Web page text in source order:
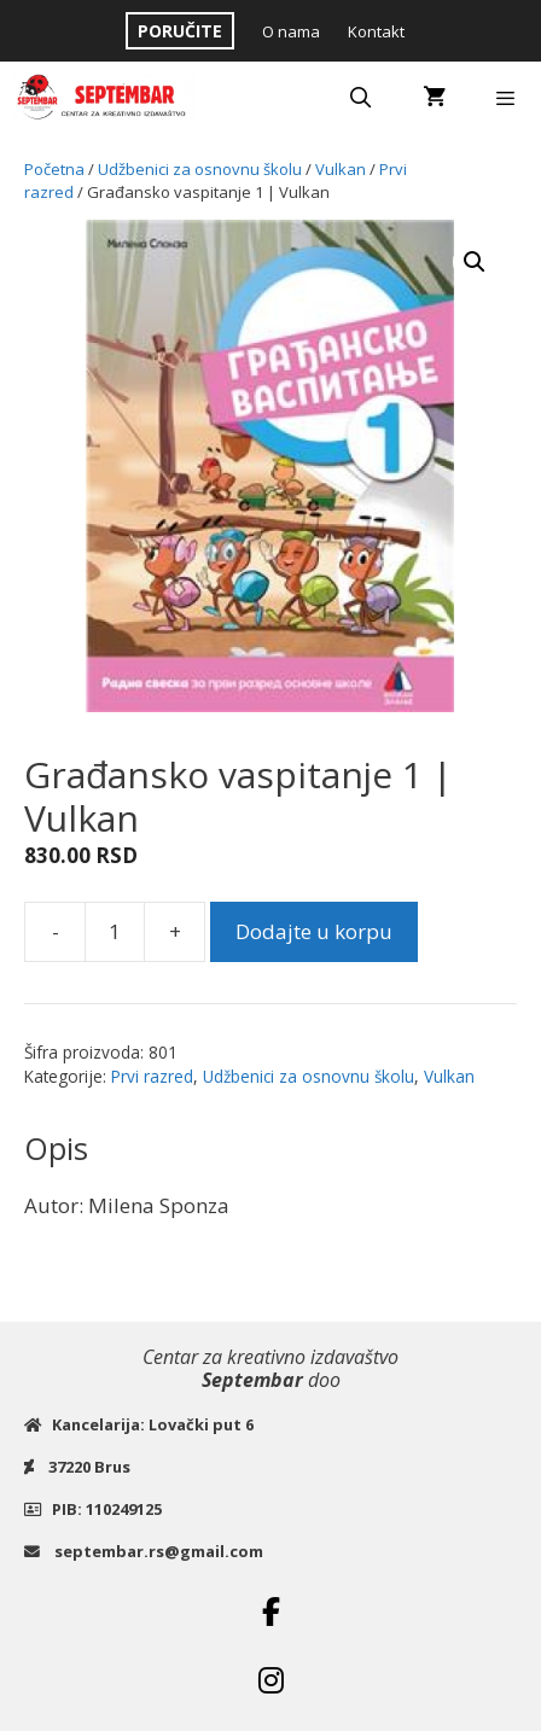
content
PORUČITE O nama Kontakt
Početna /Udžbenici za osnovnu školu /Vulkan /Prvi
razred / Građansko vaspitanje 1 | Vulkan
Građansko vaspitanje 1 |
Vulkan
830.00 RSD
-
Građansko
1
Vulkan
+ Dodajte u korpu
Šifra proizvoda: 801
Kategorije: Prvi razred, Udžbenici za osnovnu školu, Vulkan
Opis
Autor: Milena Sponza
Centar za kreativno izdavaštvo
Septembardoo
Kancelarija: Lovački put 6
37220 Brus
PIB: 110249125
septembar.rs@gmail.com